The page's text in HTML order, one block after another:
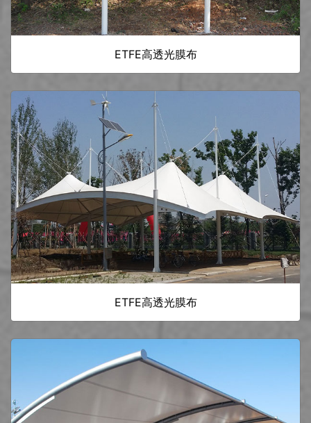
ETFE高透光膜布
ETFE高透光膜布